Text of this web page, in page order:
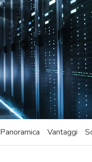
Panoramica Vantaggi